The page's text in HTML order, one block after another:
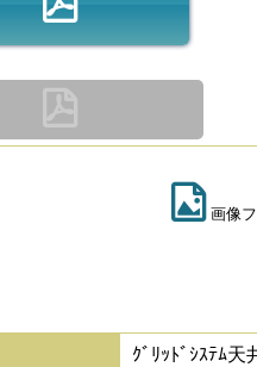
画像
ｸﾞﾘｯﾄﾞｼｽﾃﾑ天